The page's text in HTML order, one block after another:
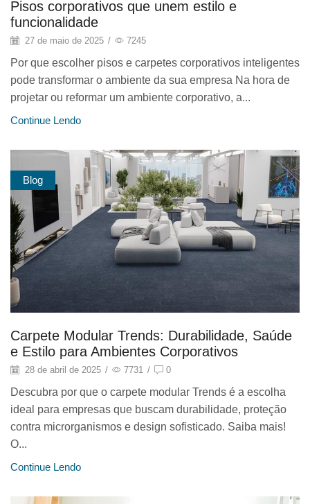
Pisos corporativos que unem estilo e
funcionalidade
27 de maio de 2025 / 7245
Por que escolher pisos e carpetes corporativos inteligentes
pode transformar o ambiente da sua empresa Na hora de
projetar ou reformar um ambiente corporativo, a...
Continue Lendo
Blog
Carpete Modular Trends: Durabilidade, Saúde
e Estilo para Ambientes Corporativos
28 de abril de 2025 / 7731 / 0
Descubra por que o carpete modular Trends é a escolha
ideal para empresas que buscam durabilidade, proteção
contra microrganismos e design sofisticado. Saiba mais!
O...
Continue Lendo